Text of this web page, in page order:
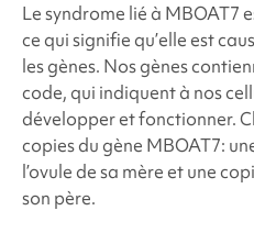
Le syndrome lié à MBOAT7
ce qui signifie qu’elle est
les gènes. Nos gènes
code, qui indiquent à nos
développer et fonctionner.
copies du gène MBOAT7:
l’ovule de sa mère et une
son père.